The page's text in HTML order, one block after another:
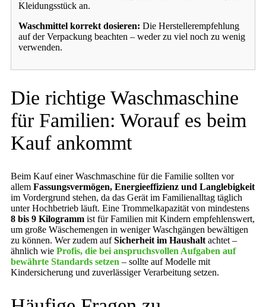
Kleidungsstück an.
Waschmittel korrekt dosieren: Die Herstellerempfehlung
auf der Verpackung beachten – weder zu viel noch zu wenig
verwenden.
Die richtige Waschmaschine
für Familien: Worauf es beim
Kauf ankommt
Beim Kauf einer Waschmaschine für die Familie sollten vor
allem Fassungsvermögen, Energieeffizienz und Langlebigkeit
im Vordergrund stehen, da das Gerät im Familienalltag täglich
unter Hochbetrieb läuft. Eine Trommelkapazität von mindestens
8 bis 9 Kilogramm ist für Familien mit Kindern empfehlenswert,
um große Wäschemengen in weniger Waschgängen bewältigen
zu können. Wer zudem aufSicherheit im Haushalt achtet –
ähnlich wie Profis, die bei anspruchsvollen Aufgaben auf
bewährte Standards setzen – sollte auf Modelle mit
Kindersicherung und zuverlässiger Verarbeitung setzen.